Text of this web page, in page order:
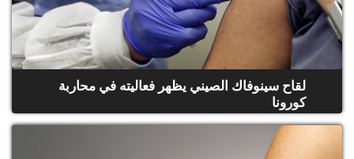
لقاح سينوفاك الصيني يظهر فعاليته في محاربة
كورونا